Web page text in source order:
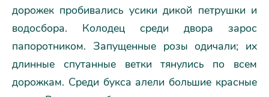
дорожек пробивались усики дикой петрушки и
водосбора. Колодец среди двора зарос
папоротником. Запущенные розы одичали; их
длинные спутанные ветки тянулись по всем
дорожкам. Среди букса алели большие красные